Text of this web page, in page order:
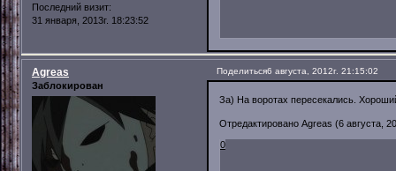
Последний визит:
31 января, 2013г. 18:23:52
Поделиться6 августа, 2012г. 21:15:02
Agreas
Заблокирован
За) На воротах пересекались.
Отредактировано Agreas (6 августа,
0